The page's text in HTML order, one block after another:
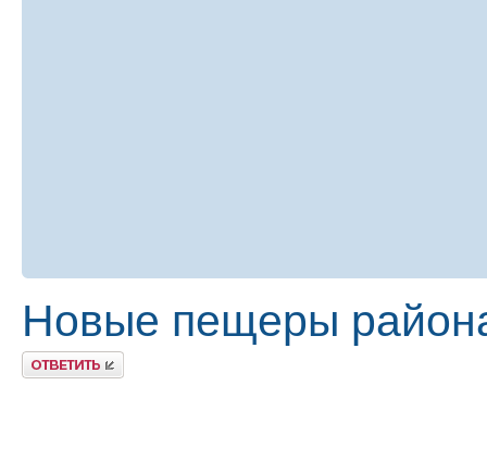
Новые пещеры
Ответить